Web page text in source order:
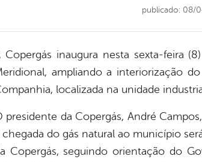
publicado: 08/
Copergás inaugura nesta sexta-feira
ampliando a interiorização
localizada na unidade
presidente da Copergás, André
chegada do gás natural ao município
Copergás, seguindo orientação do